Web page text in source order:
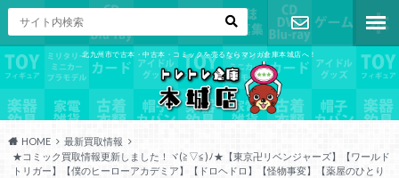
北九州市で古本・中古本・コミックを売るならマンガ倉庫本城店へ！
お問い合わ
せ
HOME
最新買取情報
★コミック買取情報更新しました！ヾ(≧▽≦)ﾉ★【東京卍リベンジャーズ】【ワールド
トリガー】【僕のヒーローアカデミア】【ドロヘドロ】【怪物事変】【薬屋のひとり